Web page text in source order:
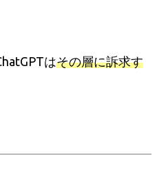
はその層に訴求す